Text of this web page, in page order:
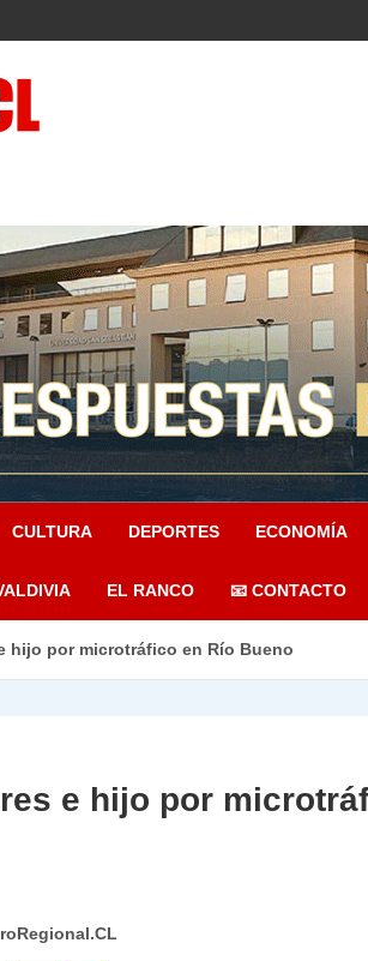
CULTURA DEPORTES ECONOMÍA
EL RANCO 📧 CONTACTO
hijo por microtráfico en Río Bueno
e hijo por